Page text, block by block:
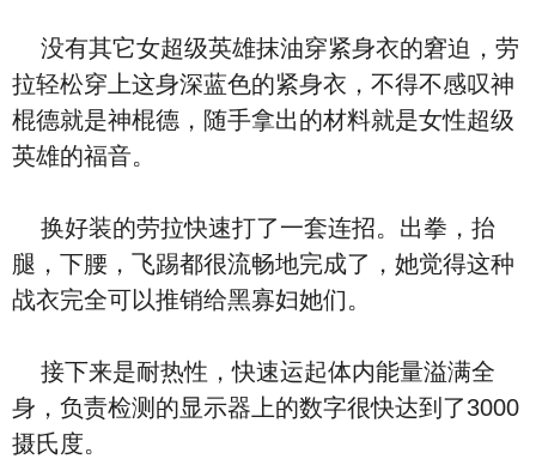
没有其它女超级英雄抹油穿紧身衣的窘迫，劳
拉轻松穿上这身深蓝色的紧身衣，不得不感叹神
棍德就是神棍德，随手拿出的材料就是女性超级
英雄的福音。
换好装的劳拉快速打了一套连招。出拳，抬
腿，下腰，飞踢都很流畅地完成了，她觉得这种
战衣完全可以推销给黑寡妇她们。
接下来是耐热性，快速运起体内能量溢满全
身，负责检测的显示器上的数字很快达到了3000
摄氏度。